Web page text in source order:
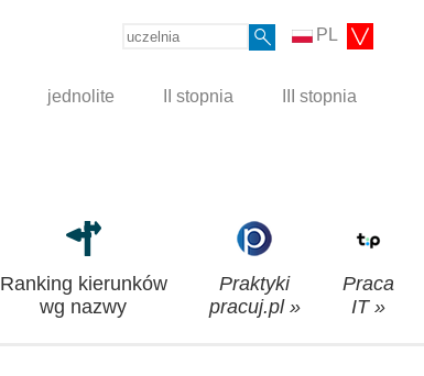
PL
jednolite II stopnia III stopnia
Ranking kierunków
wg nazwy
Praktyki
pracuj.pl »
Praca
IT »